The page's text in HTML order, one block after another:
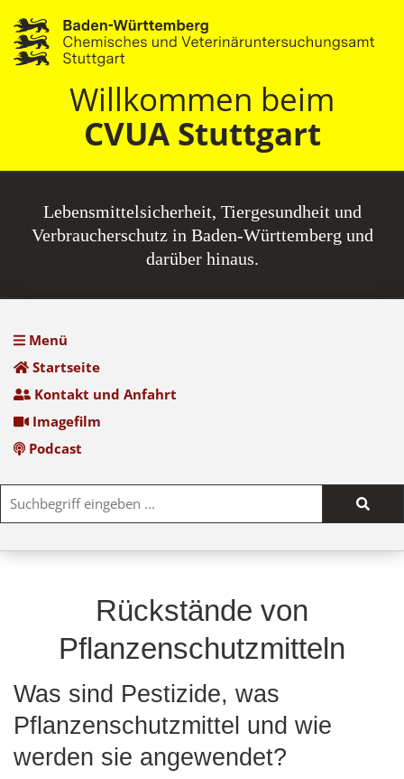
Willkommen beim
CVUA Stuttgart
Lebensmittel­sicherheit, Tiergesundheit und
Verbraucherschutz in Baden-Württemberg und
darüber hinaus.
Menü
Startseite
Kontakt und Anfahrt
Imagefilm
Podcast
Rückstände von
Pflanzenschutzmitteln
Was sind Pestizide, was
Pflanzenschutzmittel und wie
werden sie angewendet?